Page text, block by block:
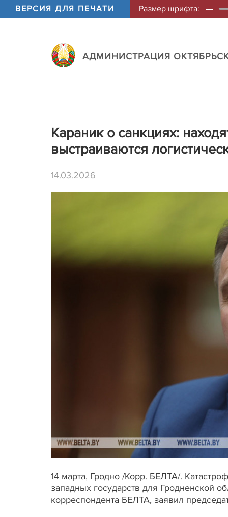
ВЕРСИЯ ДЛЯ ПЕЧАТИ Размер шрифта:
АДМИНИСТРАЦИЯ
Караник о санкциях:
выстраиваются
14.03.2026
14 марта, Гродно /Корр. БЕЛТА/.
западных государств для Гродненской
корреспондента БЕЛТА, заявил